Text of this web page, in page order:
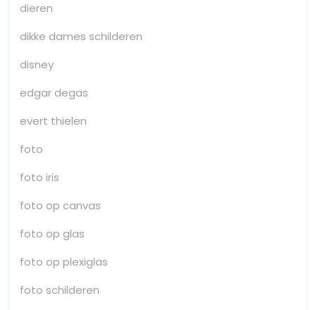
dieren
dikke dames schilderen
disney
edgar degas
evert thielen
foto
foto iris
foto op canvas
foto op glas
foto op plexiglas
foto schilderen